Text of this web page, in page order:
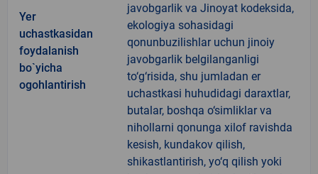
Yer
uchastkasidan
foydalanish
bo`yicha
ogohlantirish
javobgarlik va Jinoyat kodeksida,
ekologiya sohasidagi
qonunbuzilishlar uchun jinoiy
javobgarlik belgilanganligi
to‘g‘risida, shu jumladan er
uchastkasi huhudidagi daraxtlar,
butalar, boshqa o‘simliklar va
nihollarni qonunga xilof ravishda
kesish, kundakov qilish,
shikastlantirish, yo‘q qilish yoki